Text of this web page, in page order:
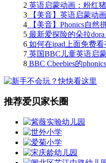
Reading (The
2 英语启蒙动画：粉红
peppapig(1-4)视频
3 【美音】英语启蒙动
Caillou》（附
4 【美音】Phonics自然
《Kid's
5 最新爱探险的朵拉dora
explorer（1-8季
6 如何在ipad上面免费
略
7 英国BBC儿童英语启
比 Wibbly
8 BBC Cbeebies的
推荐爱贝家长圈